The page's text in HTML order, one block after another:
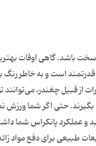
باشد. گاهی اوقات
است و به خاطر رنگ
از قبیل چغندر، می‌توانند
حتی اگر شما ورزش
و عملکرد پانکراس شما
طبیعی برای دفع مواد